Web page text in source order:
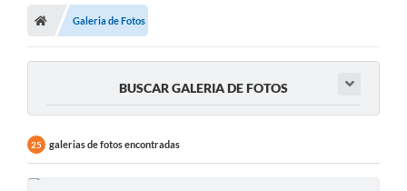
Prefeitura
Publicações / Transparência
Ouvidoria
Galeria de Fotos
BUSCAR GALERIA DE FOTOS
25 galerias de fotos encontradas